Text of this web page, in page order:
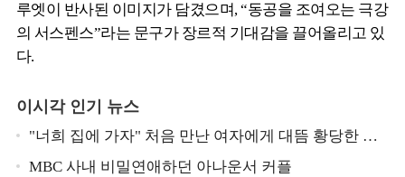
루엣이 반사된 이미지가 담겼으며, “동공을 조여오는 극강
의 서스펜스”라는 문구가 장르적 기대감을 끌어올리고 있
다.
이시각 인기 뉴스
"너희 집에 가자" 처음 만난 여자에게 대뜸 황당한 요
구 했다는 MBC 아나운서
MBC 사내 비밀연애하던 아나운서 커플